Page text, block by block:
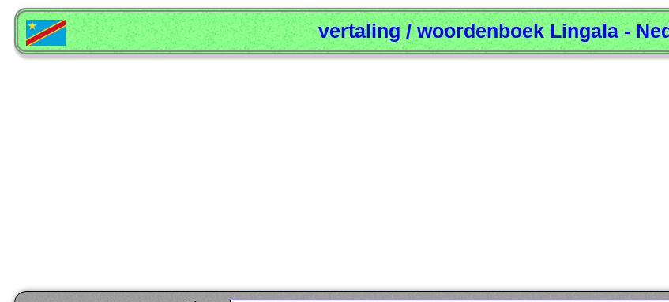
vertaling / woordenboek Lingala -